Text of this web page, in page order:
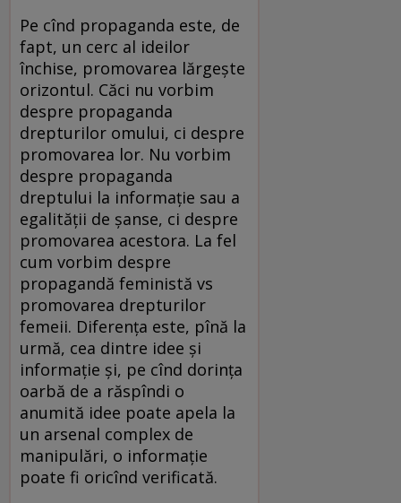
Pe cînd propaganda este, de
fapt, un cerc al ideilor
închise, promovarea lărgește
orizontul. Căci nu vorbim
despre propa­ganda
drepturilor omului, ci despre
promovarea lor. Nu vorbim
despre propaganda
dreptului la informație sau a
egalității de șanse, ci despre
promovarea a­cestora. La fel
cum vorbim despre
propagandă feministă vs
pro­­movarea drepturilor
femeii. Diferența este, pînă la
urmă, cea dintre idee și
informație și, pe cînd dorința
oarbă de a răspîndi o
anumită idee poate apela la
un arsenal complex de
manipulări, o informație
poate fi oricînd verificată.